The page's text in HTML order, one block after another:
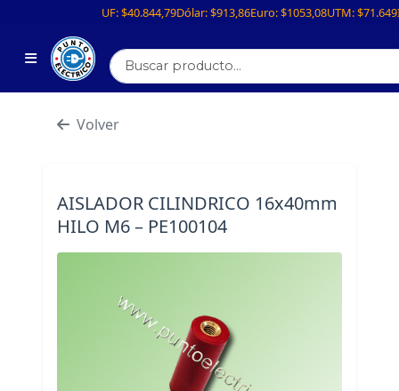
UF:$40.844,79Dólar:$913,86Euro:$1053,08UTM:$71.649
Volver
AISLADOR CILINDRICO 16x40mm
HILO M6 – PE100104